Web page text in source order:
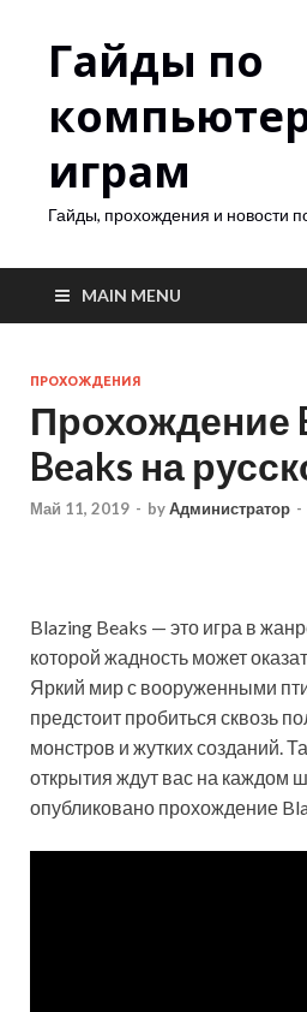
Гайды по
играм
Гайды, прохождения и новости
MAIN MENU
ПРОХОЖДЕНИЯ
Прохождение
Beaks на
Май 11, 2019 - byАдминистратор -
Blazing Beaks — это игра в
которой жадность может
Яркий мир с вооруженными
предстоит пробиться сквозь
монстров и жутких созданий.
открытия ждут вас на каждом
опубликовано прохождение